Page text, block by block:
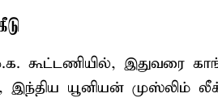
கூட்டணியில், இதுவரை
4, இந்திய யூனியன் முஸ்லிம்